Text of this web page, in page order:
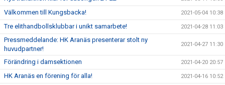
Välkommen till Kungsbacka! 2021-05-04 10:38
Tre elithandbollsklubbar i unikt samarbete! 2021-04-28 11:03
Pressmeddelande: HK Aranäs presenterar stolt ny
huvudpartner!
2021-04-27 11:30
Förändring i damsektionen 2021-04-20 20:57
HK Aranäs en förening för alla! 2021-04-16 10:52